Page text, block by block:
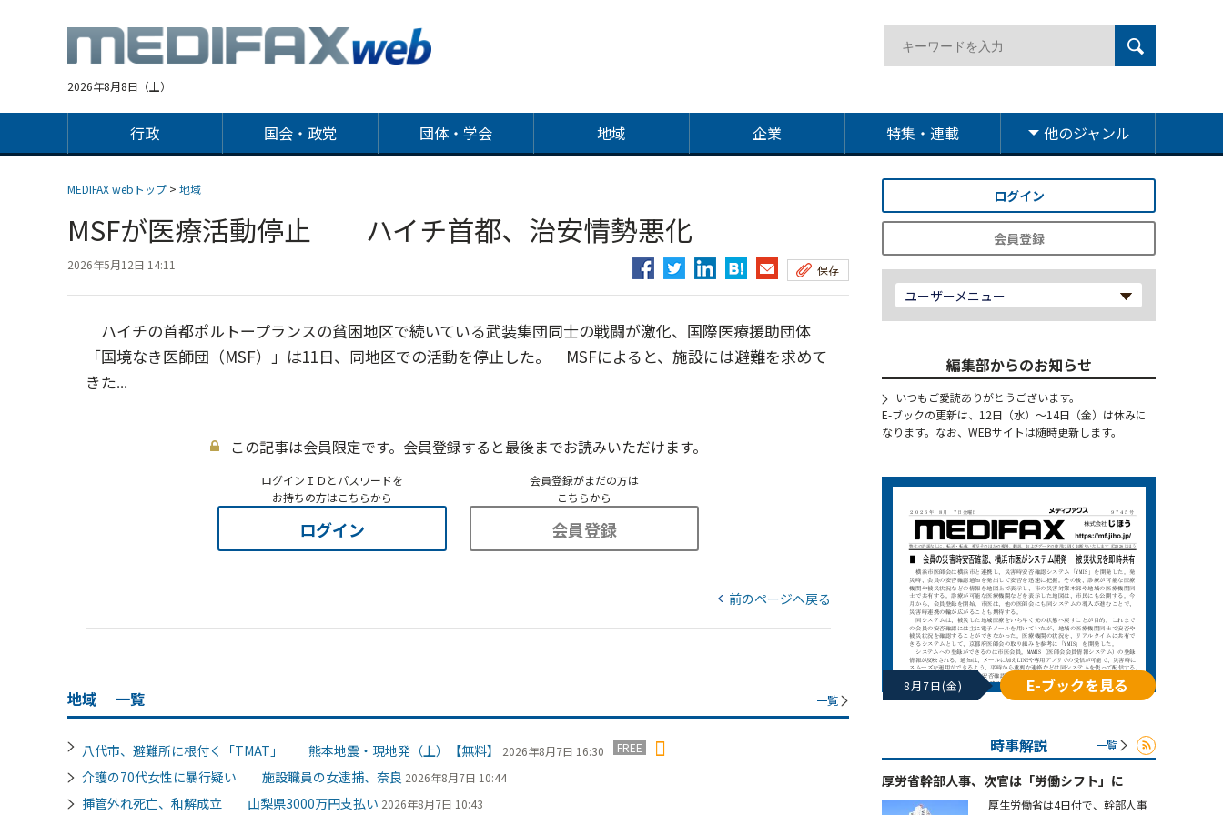
2026年8月8日（土）
行政 国会・政党 団体・学会 地域 企業 特集・連載 他のジャンル
MEDIFAX webトップ > 地域
MSFが医療活動停止 ハイチ首都、治安情勢悪化
2026年5月12日 14:11 保存
ハイチの首都ポルトープランスの貧困地区で続いている武装集団同士の戦闘が激化、国際医療援助団体
「国境なき医師団（MSF）」は11日、同地区での活動を停止した。 MSFによると、施設には避難を求めて
きた...
この記事は会員限定です。会員登録すると最後までお読みいただけます。
ログインＩＤとパスワードを
お持ちの方はこちらから
ログイン
会員登録がまだの方は
こちらから
会員登録
前のページへ戻る
地域 一覧 一覧
八代市、避難所に根付く「TMAT」 熊本地震・現地発（上）【無料】 2026年8月7日 16:30 FREE
介護の70代女性に暴行疑い 施設職員の女逮捕、奈良 2026年8月7日 10:44
挿管外れ死亡、和解成立 山梨県3000万円支払い 2026年8月7日 10:43
ログイン
会員登録
ユーザーメニュー
編集部からのお知らせ
いつもご愛読ありがとうございます。
E-ブックの更新は、12日（水）～14日（金）は休みに
なります。なお、WEBサイトは随時更新します。
8月7日(金) E-ブックを見る
時事解説 一覧
厚労省幹部人事、次官は「労働シフト」に
厚生労働省は4日付で、幹部人事